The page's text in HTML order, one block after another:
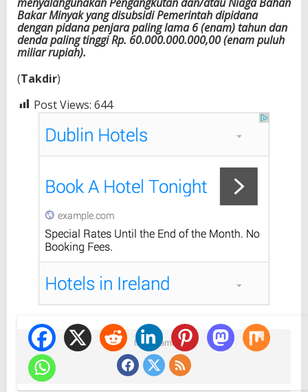
Bakar Minyak yang disubsidi Pemerintah dipidana
dengan pidana penjara paling lama 6 (enam) tahun dan
denda paling tinggi Rp. 60.000.000.000,00 (enam puluh
miliar rupiah).
(Takdir)
Post Views: 644
Ikuti Kami